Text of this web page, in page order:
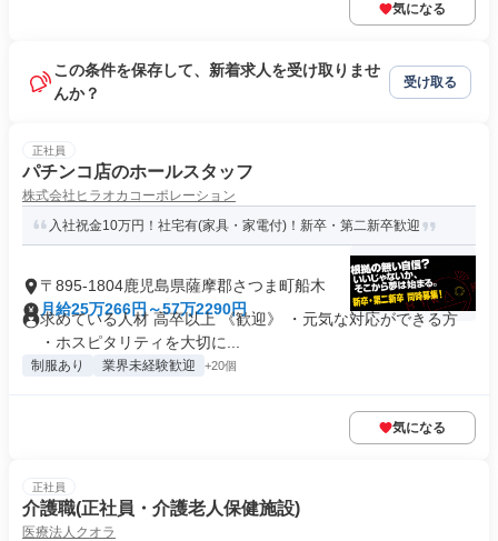
気になる
この条件を保存して、新着求人を受け取りませ
んか？
受け取る
正社員
パチンコ店のホールスタッフ
株式会社ヒラオカコーポレーション
入社祝金10万円！社宅有(家具・家電付)！新卒・第二新卒歓迎
〒895-1804鹿児島県薩摩郡さつま町船木
月給25万266円～57万2290円
求めている人材 高卒以上 《歓迎》 ・元気な対応ができる方
・ホスピタリティを大切に...
制服あり 業界未経験歓迎 +20個
気になる
正社員
介護職(正社員・介護老人保健施設)
医療法人クオラ